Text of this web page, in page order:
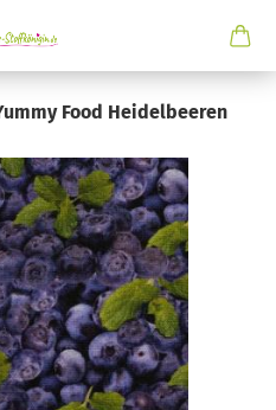
Food Heidelbeeren